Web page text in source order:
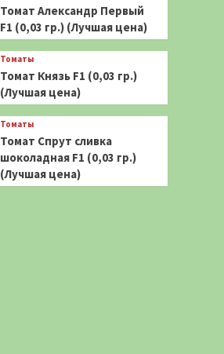
Томат Александр Первый
F1 (0,03 гр.) (Лучшая цена)
Томаты
Томат Князь F1 (0,03 гр.)
(Лучшая цена)
Томаты
Томат Спрут сливка
шоколадная F1 (0,03 гр.)
(Лучшая цена)